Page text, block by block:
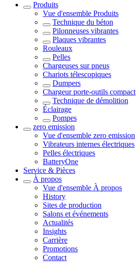
Produits
Vue d'ensemble Produits
Technique du béton
Pilonneuses vibrantes
Plaques vibrantes
Rouleaux
Pelles
Chargeuses sur pneus
Chariots télescopiques
Dumpers
Chargeur porte-outils compact
Technique de démolition
Éclairage
Pompes
zero emission
Vue d'ensemble zero emission
Vibrateurs internes électriques
Pelles électriques
BatteryOne
Service & Pièces
À propos
Vue d'ensemble À propos
History
Sites de production
Salons et événements
Actualités
Insights
Carrière
Promotions
Contact